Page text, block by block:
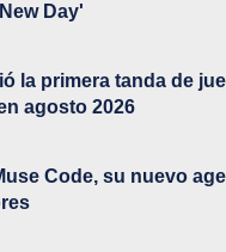
Day'
la primera tanda de
agosto 2026
Code, su nuevo